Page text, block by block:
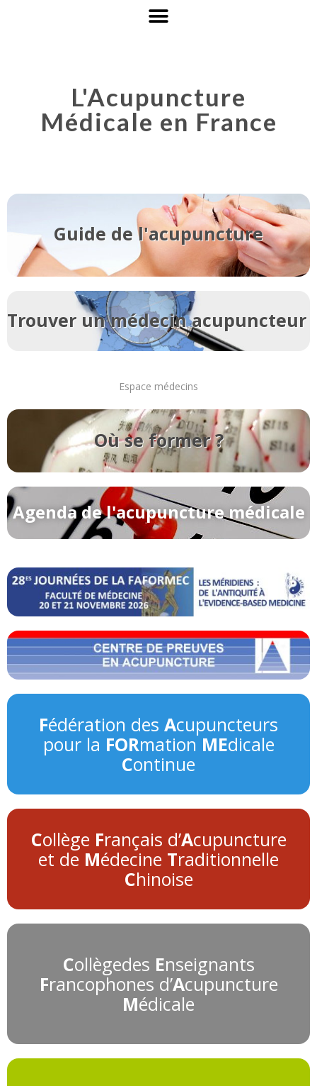
L'Acupuncture
Médicale en France
Guide de l'acupuncture
Trouver un médecin acupuncteur
Espace médecins
Où se former ?
Agenda de l'acupuncture médicale
Fédération des Acupuncteurs
pour la FORmation MEdicale
Continue
Collège Français d’Acupuncture
et de Médecine Traditionnelle
Chinoise
Collègedes Enseignants
Francophones d’Acupuncture
Médicale